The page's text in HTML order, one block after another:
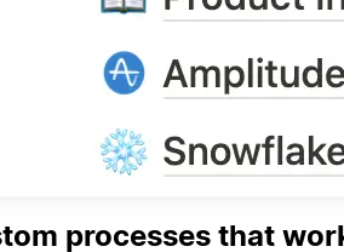
processes that